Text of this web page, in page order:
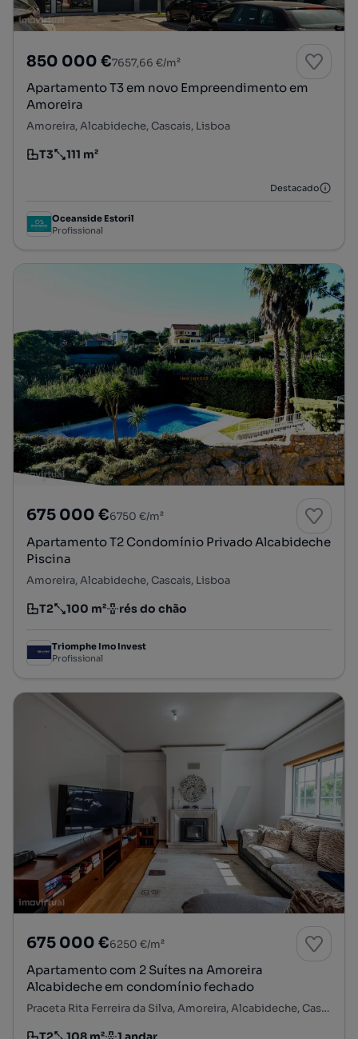
850 000 €7657,66 €/m²
Apartamento T3 em novo Empreendimento em
Amoreira
Amoreira, Alcabideche, Cascais, Lisboa
Tipologia
T3
Preço por metro quadrado
111 m²
Destacado
Oceanside Estoril
Profissional
675 000 €6750 €/m²
Apartamento T2 Condomínio Privado Alcabideche
Piscina
Amoreira, Alcabideche, Cascais, Lisboa
Tipologia
T2
Preço por metro quadrado
100 m²
Andar rés do chão
Triomphe Imo Invest
Profissional
675 000 €6250 €/m²
Apartamento com 2 Suítes na Amoreira
Alcabideche em condomínio fechado
Praceta Rita Ferreira da Silva, Amoreira, Alcabideche, Cascais, Lisboa